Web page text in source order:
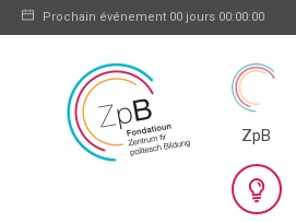
Prochain événement 00 jours 00:00:00
ZpB